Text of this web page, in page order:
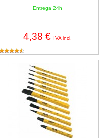
Entrega 24h
4,38 € IVA incl.
Juego de 12 punzones/